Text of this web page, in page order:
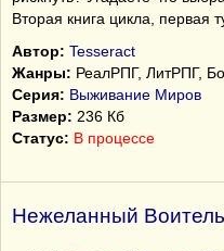
Вторая книга цикла, первая
Автор: Tesseract
Жанры: РеалРПГ, ЛитРПГ,
Серия: Выживание Миров
Размер: 236 Кб
Статус: В процессе
Нежеланный